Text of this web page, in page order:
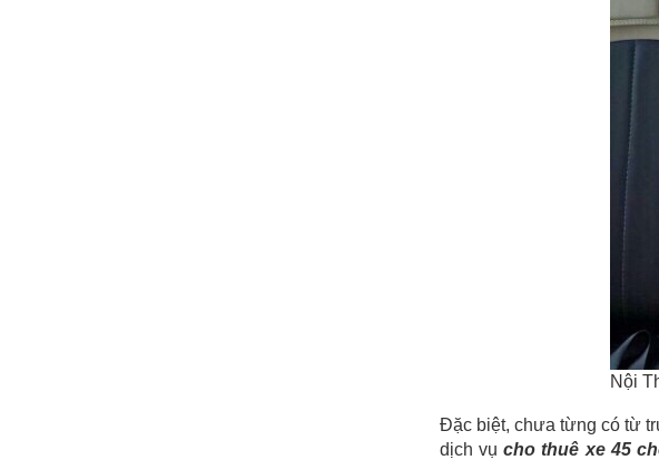
Nội
Đặc biệt, chưa từng có từ
dịch vụ cho thuê xe 45